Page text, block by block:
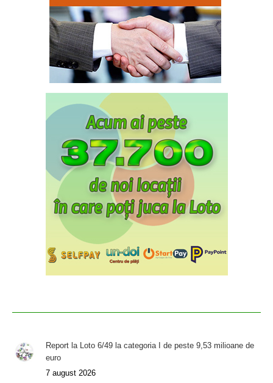
Report la Loto 6/49 la categoria I de peste 9,53 milioane de
euro
7 august 2026